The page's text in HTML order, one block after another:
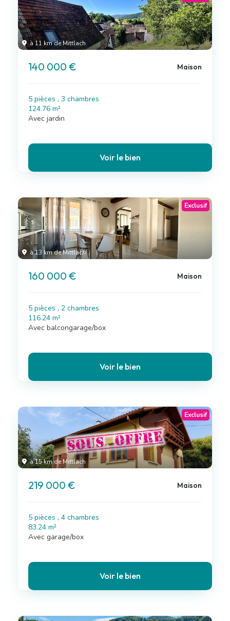
à 11 km de Mittlach
140 000 € Maison
5 pièces , 3 chambres
124.76 m²
Avec jardin
Voir le bien
à 13 km de Mittlach
Exclusif
160 000 € Maison
5 pièces , 2 chambres
116.24 m²
Avec balcongarage/box
Voir le bien
à 15 km de Mittlach
Exclusif
219 000 € Maison
5 pièces , 4 chambres
83.24 m²
Avec garage/box
Voir le bien